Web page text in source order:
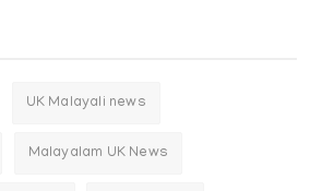
UK Malayali news
Malayalam UK News